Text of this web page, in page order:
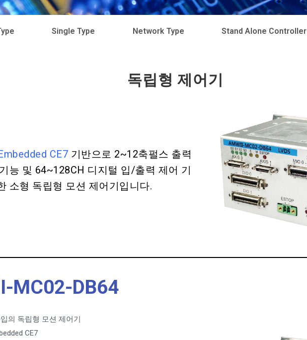
Single Type Network Type Stand Alone Controller
독립형 제어기
CE7 기반으로 2~12축펄스 출력
능 및 64~128CH 디지털 입/출력 제어 기
소형 독립형 모션 제어기입니다.
MC02-DB64
의 독립형 모션 제어기
CE7